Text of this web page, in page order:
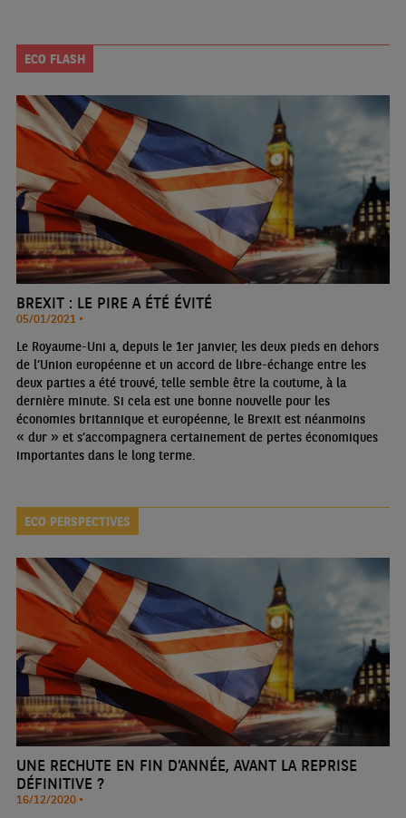
ECO FLASH
BREXIT : LE PIRE A ÉTÉ ÉVITÉ
05/01/2021 •
Le Royaume-Uni a, depuis le 1er janvier, les deux pieds en dehors
de l’Union européenne et un accord de libre-échange entre les
deux parties a été trouvé, telle semble être la coutume, à la
dernière minute. Si cela est une bonne nouvelle pour les
économies britannique et européenne, le Brexit est néanmoins
« dur » et s’accompagnera certainement de pertes économiques
importantes dans le long terme.
ECO PERSPECTIVES
UNE RECHUTE EN FIN D’ANNÉE, AVANT LA REPRISE
DÉFINITIVE ?
16/12/2020 •